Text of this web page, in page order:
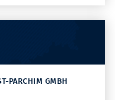
PARCHIM GMBH